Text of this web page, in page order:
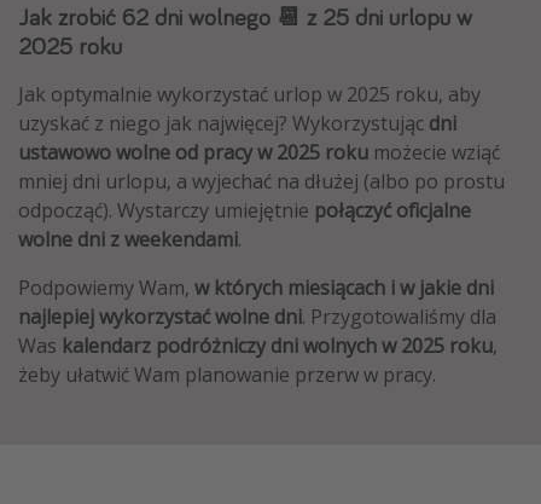
Polska
Malediwy
Azja Południowo-Wschodnia
Tajlandia
Wszystkie kierunki
Rodzaj wyjazdu
Wakacje Last Minute
Wakacje All Inclusive
Wakacje do 1000 PLN
Jak zrobić 62 dni wolnego 📆 z 25 dni urlopu w
2025 roku
Jak optymalnie wykorzystać urlop w 2025 roku, aby
uzyskać z niego jak najwięcej? Wykorzystując dni
ustawowo wolne od pracy w 2025 roku możecie wziąć
mniej dni urlopu, a wyjechać na dłużej (albo po prostu
odpocząć). Wystarczy umiejętnie połączyć oficjalne
wolne dni z weekendami.
Podpowiemy Wam, w których miesiącach i w jakie dni
najlepiej wykorzystać wolne dni. Przygotowaliśmy dla
Was kalendarz podróżniczy dni wolnych w 2025 roku,
żeby ułatwić Wam planowanie przerw w pracy.